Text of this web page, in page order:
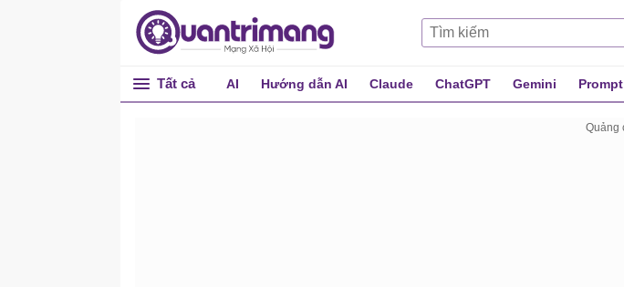
Tất cả AI Hướng dẫn AI Claude ChatGPT Gemini Prompt